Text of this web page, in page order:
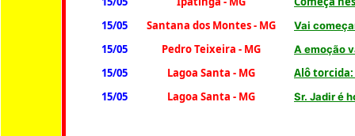
15/05
Santana dos Montes - MG Vai
15/05 Pedro Teixeira - MG A emoção
15/05 Lagoa Santa - MG
Alô
15/05
Lagoa Santa - MG Sr. Jadir é